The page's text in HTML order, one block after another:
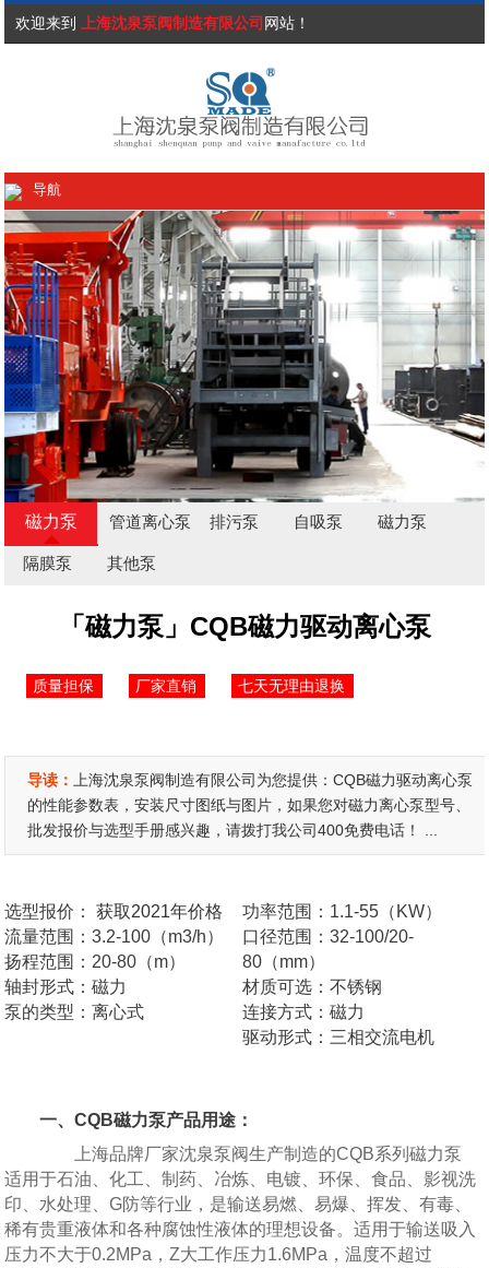
欢迎来到 上海沈泉泵阀制造有限公司 网站！
导航
磁力泵 管道离心泵 排污泵 自吸泵 磁力泵
隔膜泵 其他泵
「磁力泵」CQB磁力驱动离心泵
质量担保 厂家直销 七天无理由退换
导读：
上海沈泉泵阀制造有限公司为您提供：CQB磁力驱动离心泵
的性能参数表，安装尺寸图纸与图片，如果您对磁力离心泵型号、
批发报价与选型手册感兴趣，请拨打我公司400免费电话！ ...
选型报价：
获取2021年价格
流量范围：3.2-100（m3/h）
扬程范围：20-80（m）
轴封形式：磁力
泵的类型：离心式
功率范围：1.1-55（KW）
口径范围：32-100/20-
80（mm）
材质可选：不锈钢
连接方式：磁力
驱动形式：三相交流电机
一、CQB磁力泵产品用途：
上海品牌厂家沈泉泵阀生产制造的CQB系列磁力泵
适用于石油、化工、制药、冶炼、电镀、环保、食品、影视洗
印、水处理、G防等行业，是输送易燃、易爆、挥发、有毒、
稀有贵重液体和各种腐蚀性液体的理想设备。适用于输送吸入
压力不大于0.2MPa，Z大工作压力1.6MPa，温度不超过